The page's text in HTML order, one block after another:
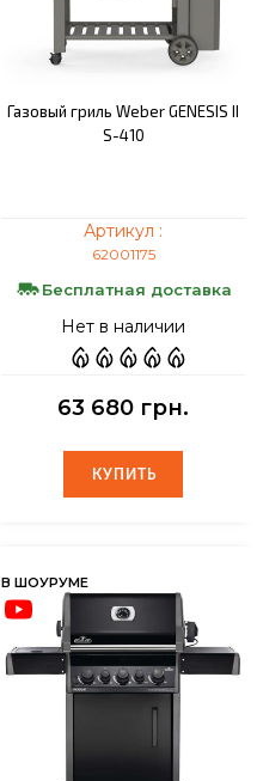
Газовый гриль Weber GENESIS II
S-410
Артикул :
62001175
Бесплатная доставка
Нет в наличии
63 680 грн.
КУПИТЬ
КУПИТЬ
В ШОУРУМЕ